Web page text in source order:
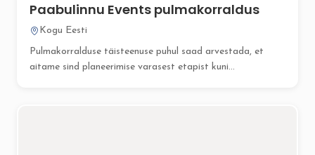
Paabulinnu Events pulmakorraldus
Kogu Eesti
Pulmakorralduse täisteenuse puhul saad arvestada, et
aitame sind planeerimise varasest etapist kuni...